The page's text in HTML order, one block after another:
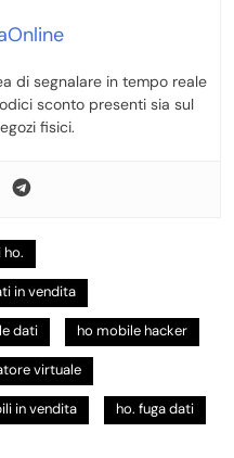
di segnalare in tempo reale
sconto presenti sia sul
fisici.
in vendita
dati ho mobile hacker
virtuale
in vendita ho. fuga dati